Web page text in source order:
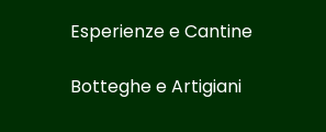
Esperienze e Cantine
Botteghe e Artigiani